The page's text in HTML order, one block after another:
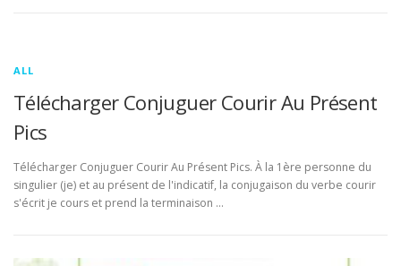
ALL
Télécharger Conjuguer Courir Au Présent
Pics
Télécharger Conjuguer Courir Au Présent Pics. À la 1ère personne du
singulier (je) et au présent de l'indicatif, la conjugaison du verbe courir
s'écrit je cours et prend la terminaison …